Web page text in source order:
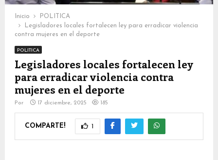
Inicio
POLITICA
Legisladores locales fortalecen ley para erradicar violencia
contra mujeres en el deporte
POLITICA
Legisladores locales fortalecen ley
para erradicar violencia contra
mujeres en el deporte
Por 17 diciembre, 2025 185
COMPARTE! 1